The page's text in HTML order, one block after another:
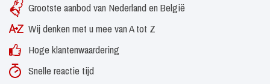
Grootste aanbod van Nederland en België
Wij denken met u mee van A tot Z
Hoge klantenwaardering
Snelle reactie tijd